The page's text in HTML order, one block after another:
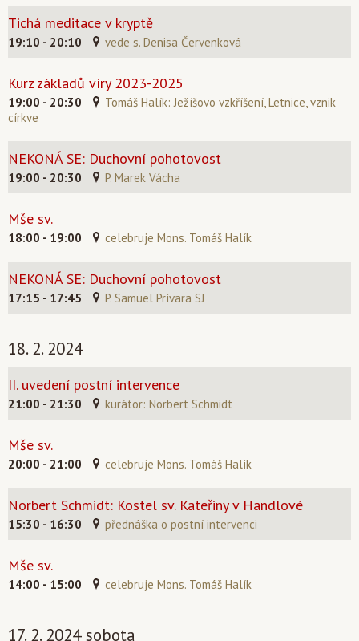
Tichá meditace v kryptě
19:10 - 20:10 vede s. Denisa Červenková
Kurz základů víry 2023-2025
19:00 - 20:30
Tomáš Halík: Ježíšovo vzkříšení, Letnice, vznik
církve
NEKONÁ SE: Duchovní pohotovost
19:00 - 20:30 P. Marek Vácha
Mše sv.
18:00 - 19:00 celebruje Mons. Tomáš Halík
NEKONÁ SE: Duchovní pohotovost
17:15 - 17:45 P. Samuel Prívara SJ
18. 2. 2024
II. uvedení postní intervence
21:00 - 21:30 kurátor: Norbert Schmidt
Mše sv.
20:00 - 21:00 celebruje Mons. Tomáš Halík
Norbert Schmidt: Kostel sv. Kateřiny v Handlové
15:30 - 16:30 přednáška o postní intervenci
Mše sv.
14:00 - 15:00 celebruje Mons. Tomáš Halík
17. 2. 2024 sobota